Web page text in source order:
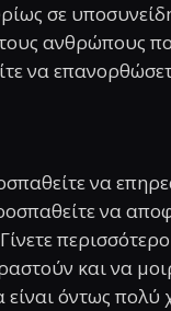
σε
ανθρώπους
να
να
να
περισσότερο
και να
όντως πολύ